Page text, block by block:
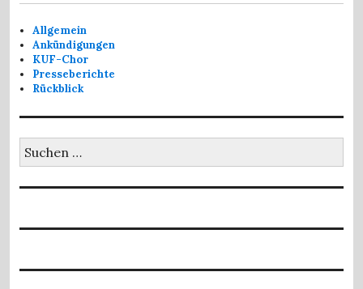
Allgemein
Ankündigungen
KUF-Chor
Presseberichte
Rückblick
nach: